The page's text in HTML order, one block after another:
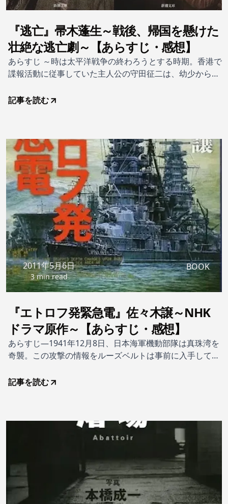
『逃亡』帚木蓬生～戦後、帰国を懸けた
壮絶な逃亡劇～【あらすじ・感想】
あらすじ ～時は太平洋戦争の終わろうとする時期。香港で
諜報活動に従事していた主人公の守田征二は、幼少から教
かし、敗戦と同時に敵国の者たちに追われ、帰国すれば戦
記事を読む
2011年5月6日
3 min read
BOOK
『エトロフ発緊急電』佐々木譲～NHK
ドラマ原作～【あらすじ・感想】
あらすじ―1941年12月8日、日本海軍機動部隊は真珠湾を
奇襲。この攻撃の情報をルーズベルトは事前に入手してい
アメリカ合衆国の日系人スパイ、ケニー・サイトウ。彼が
記事を読む